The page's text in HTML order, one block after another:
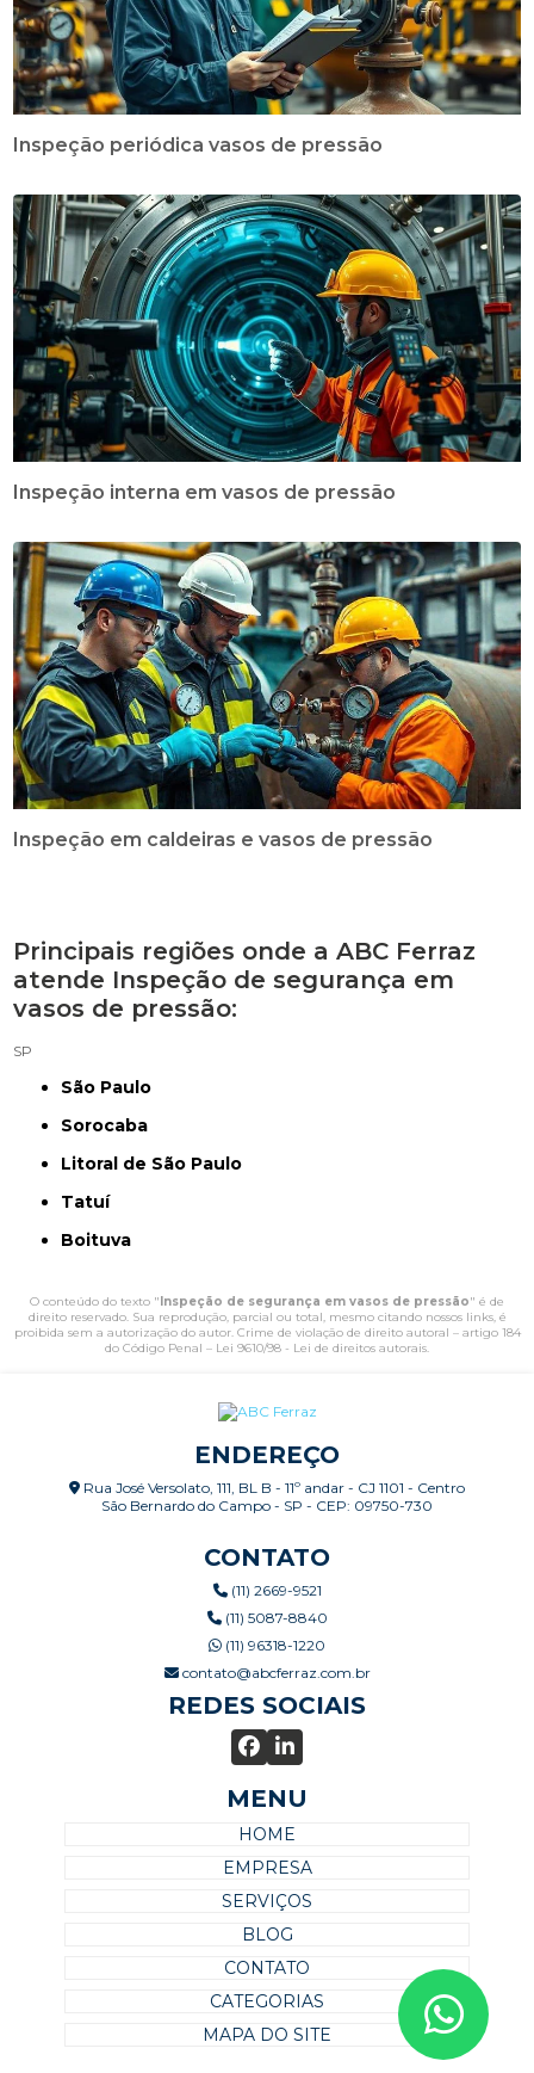
Inspeção periódica vasos de pressão
Inspeção interna em vasos de pressão
Inspeção em caldeiras e vasos de pressão
Principais regiões onde a ABC Ferraz
atende Inspeção de segurança em
vasos de pressão:
SP
São Paulo
Sorocaba
Litoral de São Paulo
Tatuí
Boituva
O conteúdo do texto "Inspeção de segurança em vasos de pressão" é de
direito reservado. Sua reprodução, parcial ou total, mesmo citando nossos links, é
proibida sem a autorização do autor. Crime de violação de direito autoral – artigo 184
do Código Penal – Lei 9610/98 - Lei de direitos autorais
ENDEREÇO
Rua José Versolato, 111, BL B - 11º andar - CJ 1101 - Centro
São Bernardo do Campo - SP - CEP: 09750-730
CONTATO
(11) 2669-9521
(11) 5087-8840
(11) 96318-1220
contato@abcferraz.com.br
REDES SOCIAIS
MENU
HOME
EMPRESA
SERVIÇOS
BLOG
CONTATO
CATEGORIAS
MAPA DO SITE